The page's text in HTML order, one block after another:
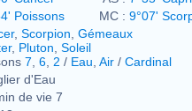
Poissons MC : 9°07'
, Scorpion Gémeaux
, Pluton Soleil
7 6 2 / Eau Air / Cardinal
d'Eau
de vie 7